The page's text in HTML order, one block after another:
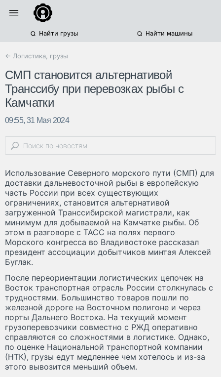
Найти грузы Найти машины
← Логистика, грузы
СМП становится альтернативой
Транссибу при перевозках рыбы с
Камчатки
09:55, 31 Мая 2024
Использование Северного морского пути (СМП) для
доставки дальневосточной рыбы в европейскую
часть России при всех существующих
ограничениях, становится альтернативой
загруженной Транссибирской магистрали, как
минимум для добываемой на Камчатке рыбы. Об
этом в разговоре с ТАСС на полях первого
Морского конгресса во Владивостоке рассказал
президент ассоциации добытчиков минтая Алексей
Буглак.
После переориентации логистических цепочек на
Восток транспортная отрасль России столкнулась с
трудностями. Большинство товаров пошли по
железной дороге на Восточном полигоне и через
порты Дальнего Востока. На текущий момент
грузоперевозчики совместно с РЖД оперативно
справляются со сложностями в логистике. Однако,
по оценке Национальной транспортной компании
(НТК), грузы едут медленнее чем хотелось и из-за
этого вывозится меньший объем.